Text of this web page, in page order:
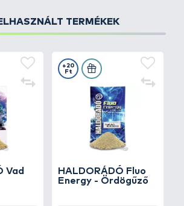
TERMÉKEK
Vad
HALDORÁDÓ Fluo
Energy - Ördögűző
+20
Ft